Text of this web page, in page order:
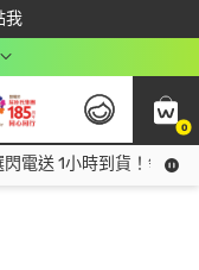
我
0
閃電送 1小時到貨！領神